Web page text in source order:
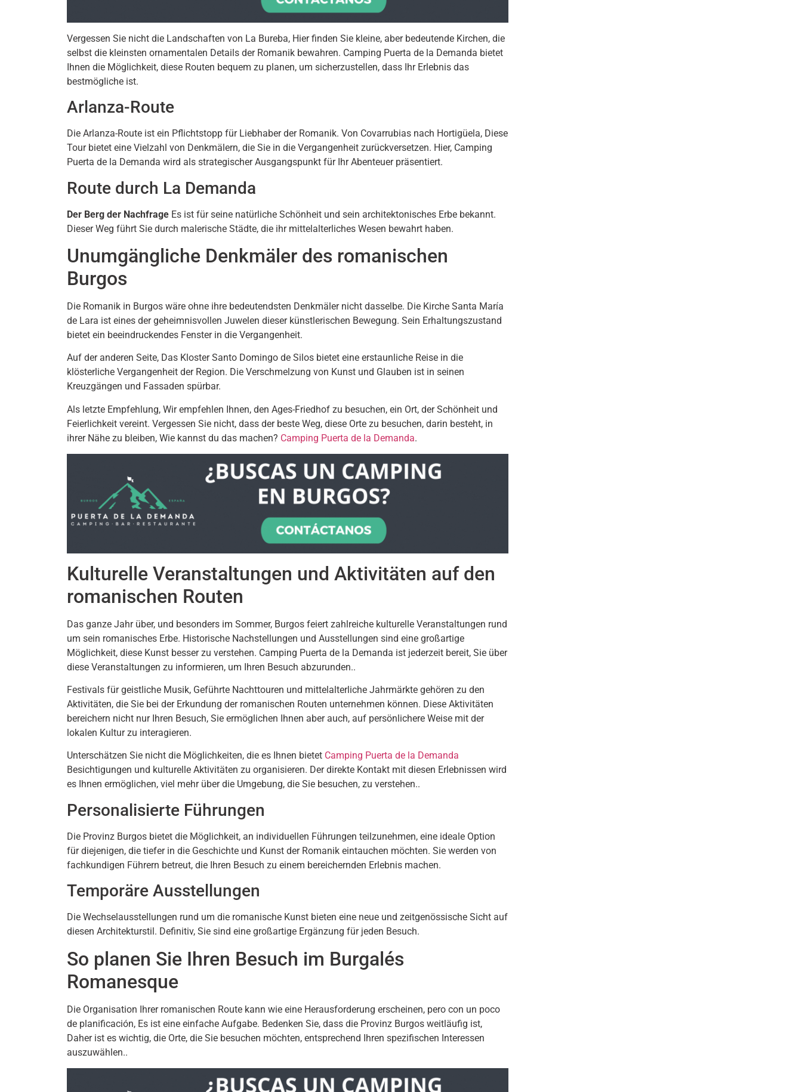
Vergessen Sie nicht die Landschaften von La Bureba, Hier finden Sie kleine, aber bedeutende Kirchen, die
selbst die kleinsten ornamentalen Details der Romanik bewahren. Camping Puerta de la Demanda bietet
Ihnen die Möglichkeit, diese Routen bequem zu planen, um sicherzustellen, dass Ihr Erlebnis das
bestmögliche ist.
Arlanza-Route
Die Arlanza-Route ist ein Pflichtstopp für Liebhaber der Romanik. Von Covarrubias nach Hortigüela, Diese
Tour bietet eine Vielzahl von Denkmälern, die Sie in die Vergangenheit zurückversetzen. Hier, Camping
Puerta de la Demanda wird als strategischer Ausgangspunkt für Ihr Abenteuer präsentiert.
Route durch La Demanda
Der Berg der Nachfrage Es ist für seine natürliche Schönheit und sein architektonisches Erbe bekannt.
Dieser Weg führt Sie durch malerische Städte, die ihr mittelalterliches Wesen bewahrt haben.
Unumgängliche Denkmäler des romanischen
Burgos
Die Romanik in Burgos wäre ohne ihre bedeutendsten Denkmäler nicht dasselbe. Die Kirche Santa María
de Lara ist eines der geheimnisvollen Juwelen dieser künstlerischen Bewegung. Sein Erhaltungszustand
bietet ein beeindruckendes Fenster in die Vergangenheit.
Auf der anderen Seite, Das Kloster Santo Domingo de Silos bietet eine erstaunliche Reise in die
klösterliche Vergangenheit der Region. Die Verschmelzung von Kunst und Glauben ist in seinen
Kreuzgängen und Fassaden spürbar.
Als letzte Empfehlung, Wir empfehlen Ihnen, den Ages-Friedhof zu besuchen, ein Ort, der Schönheit und
Feierlichkeit vereint. Vergessen Sie nicht, dass der beste Weg, diese Orte zu besuchen, darin besteht, in
ihrer Nähe zu bleiben, Wie kannst du das machen? Camping Puerta de la Demanda.
Kulturelle Veranstaltungen und Aktivitäten auf den
romanischen Routen
Das ganze Jahr über, und besonders im Sommer, Burgos feiert zahlreiche kulturelle Veranstaltungen rund
um sein romanisches Erbe. Historische Nachstellungen und Ausstellungen sind eine großartige
Möglichkeit, diese Kunst besser zu verstehen. Camping Puerta de la Demanda ist jederzeit bereit, Sie über
diese Veranstaltungen zu informieren, um Ihren Besuch abzurunden..
Festivals für geistliche Musik, Geführte Nachttouren und mittelalterliche Jahrmärkte gehören zu den
Aktivitäten, die Sie bei der Erkundung der romanischen Routen unternehmen können. Diese Aktivitäten
bereichern nicht nur Ihren Besuch, Sie ermöglichen Ihnen aber auch, auf persönlichere Weise mit der
lokalen Kultur zu interagieren.
Unterschätzen Sie nicht die Möglichkeiten, die es Ihnen bietet Camping Puerta de la Demanda
Besichtigungen und kulturelle Aktivitäten zu organisieren. Der direkte Kontakt mit diesen Erlebnissen wird
es Ihnen ermöglichen, viel mehr über die Umgebung, die Sie besuchen, zu verstehen..
Personalisierte Führungen
Die Provinz Burgos bietet die Möglichkeit, an individuellen Führungen teilzunehmen, eine ideale Option
für diejenigen, die tiefer in die Geschichte und Kunst der Romanik eintauchen möchten. Sie werden von
fachkundigen Führern betreut, die Ihren Besuch zu einem bereichernden Erlebnis machen.
Temporäre Ausstellungen
Die Wechselausstellungen rund um die romanische Kunst bieten eine neue und zeitgenössische Sicht auf
diesen Architekturstil. Definitiv, Sie sind eine großartige Ergänzung für jeden Besuch.
So planen Sie Ihren Besuch im Burgalés
Romanesque
Die Organisation Ihrer romanischen Route kann wie eine Herausforderung erscheinen, pero con un poco
de planificación, Es ist eine einfache Aufgabe. Bedenken Sie, dass die Provinz Burgos weitläufig ist,
Daher ist es wichtig, die Orte, die Sie besuchen möchten, entsprechend Ihren spezifischen Interessen
auszuwählen..